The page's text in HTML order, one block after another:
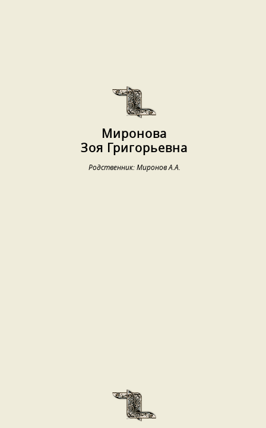
Миронова
Зоя Григорьевна
Родственник: Миронов А.А.